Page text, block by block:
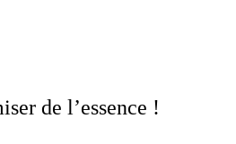
de l’essence !